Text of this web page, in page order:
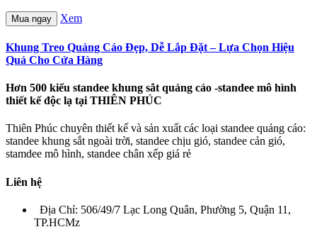
Mua ngay Xem
Khung Treo Quảng Cáo Đẹp, Dễ Lắp Đặt – Lựa Chọn Hiệu
Quả Cho Cửa Hàng
Hơn 500 kiểu standee khung sắt quảng cáo -standee mô hình
thiết kế độc lạ tại THIÊN PHÚC
Thiên Phúc chuyên thiết kế và sản xuất các loại standee quảng cáo:
standee khung sắt ngoài trời, standee chịu gió, standee cản gió,
stamdee mô hình, standee chân xếp giá rẻ
Liên hệ
Địa Chỉ: 506/49/7 Lạc Long Quân, Phường 5, Quận 11,
TP.HCMz